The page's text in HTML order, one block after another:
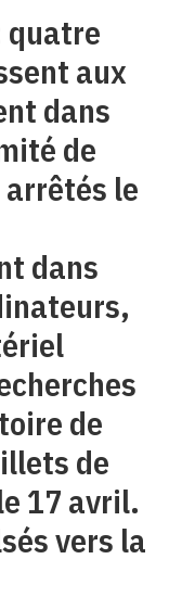
quatre
aux
dans
de
arrêtés le
dans
de
de
17 avril.
vers la